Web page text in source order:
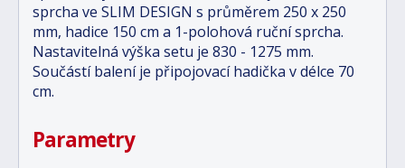
sprcha ve SLIM DESIGN s průměrem 250 x 250
mm, hadice 150 cm a 1-polohová ruční sprcha.
Nastavitelná výška setu je 830 - 1275 mm.
Součástí balení je připojovací hadička v délce 70
cm.
Parametry